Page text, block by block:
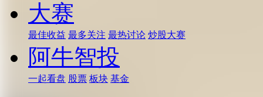
大赛
最佳收益 最多关注 最热讨论 炒股大赛
阿牛智投
一起看盘 股票 板块 基金